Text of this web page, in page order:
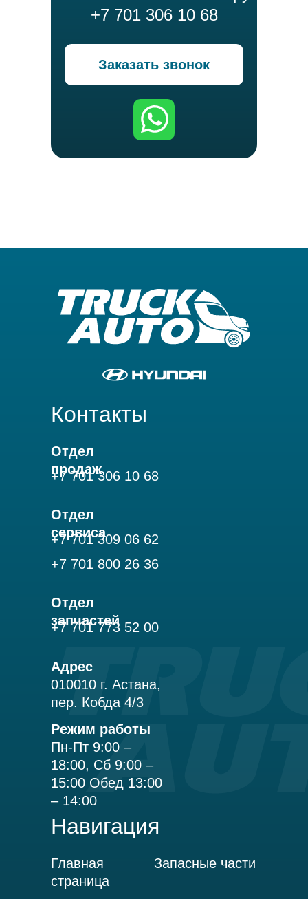
+7 701 306 10 68
Заказать звонок
Адрес
010010 г. Астана,
пер. Кобда 4/3
Режим работы
Пн-Пт 9:00 –
18:00, Сб 9:00 –
15:00 Обед 13:00
– 14:00
Контакты
Отдел
продаж
+7 701 306 10 68
Отдел
сервиса
+7 701 309 06 62
+7 701 800 26 36
Отдел
запчастей
+7 701 773 52 00
Навигация
Главная
страница
Запасные части